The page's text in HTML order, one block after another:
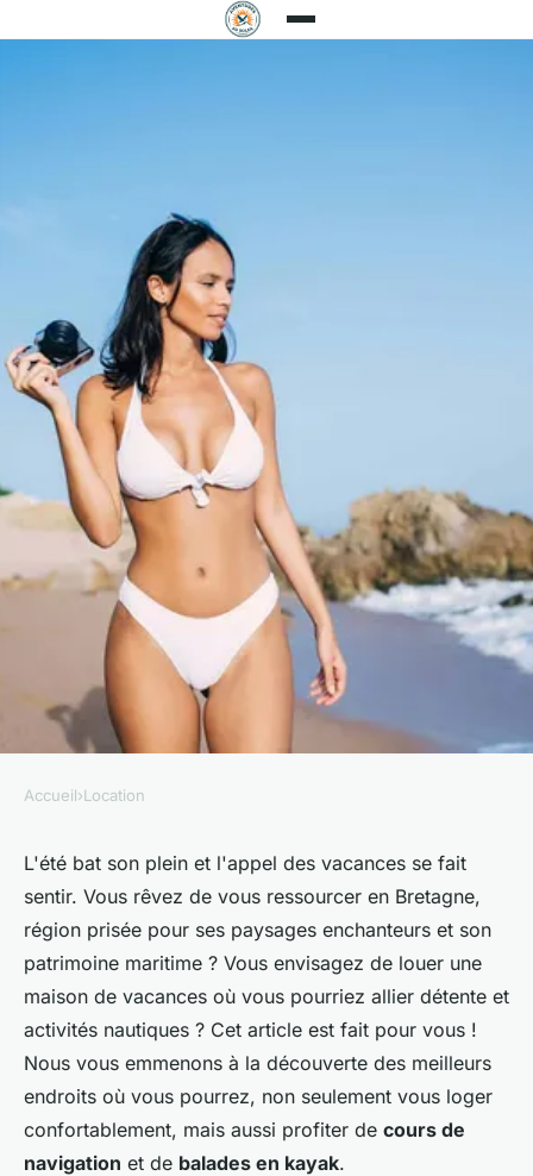
Où peut-on louer une maison
de vacances en Bretagne avec
des cours de navigation et des
balades en kayak?
Paul • 30 juin 2024•5 min de lecture
Accueil›Location
L'été bat son plein et l'appel des vacances se fait
sentir. Vous rêvez de vous ressourcer en Bretagne,
région prisée pour ses paysages enchanteurs et son
patrimoine maritime ? Vous envisagez de louer une
maison de vacances où vous pourriez allier détente et
activités nautiques ? Cet article est fait pour vous !
Nous vous emmenons à la découverte des meilleurs
endroits où vous pourrez, non seulement vous loger
confortablement, mais aussi profiter de cours de
navigation et de balades en kayak.